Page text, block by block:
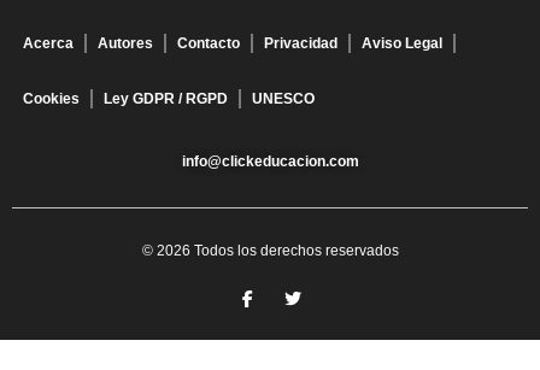
Acerca Autores Contacto Privacidad Aviso Legal
Cookies Ley GDPR / RGPD UNESCO
info@clickeducacion.com
© 2026 Todos los derechos reservados